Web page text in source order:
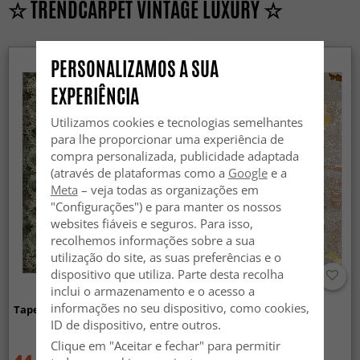
☆ TRENDCARPET VINTAGE LUXURY ☆
Tapete Wilton - Taknis (verde)
Tapete Wilton - Elena
(bege/dourado)
PERSONALIZAMOS A SUA
EXPERIÊNCIA
Utilizamos cookies e tecnologias semelhantes
para lhe proporcionar uma experiência de
compra personalizada, publicidade adaptada
(através de plataformas como a Googlee a
Meta – veja todas as organizações em
"Configurações") e para manter os nossos
websites fiáveis e seguros. Para isso,
recolhemos informações sobre a sua
utilização do site, as suas preferências e o
dispositivo que utiliza. Parte desta recolha
inclui o armazenamento e o acesso a
informações no seu dispositivo, como cookies,
ID de dispositivo, entre outros.
Clique em "Aceitar e fechar" para permitir